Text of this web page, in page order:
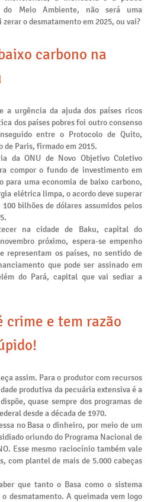
do Meio Ambiente, não será uma
o desmatamento em 2025, ou vai?
carbono na
a urgência da ajuda dos países ricos
dos países pobres foi outro consenso
entre o Protocolo de Quito,
de Paris, firmado em 2015.
da ONU de Novo Objetivo Coletivo
compor o fundo de investimento em
para uma economia de baixo carbono,
elétrica limpa, o acordo deve superar
bilhões de dólares assumidos pelos
na cidade de Baku, capital do
próximo, espera-se empenho
representam os países, no sentido de
que pode ser assinado em
do Pará, capital que vai sediar a
crime e tem razão
assim. Para o produtor com recursos
produtiva da pecuária extensiva é a
quase sempre dos programas de
desde a década de 1970.
no Basa o dinheiro, por meio de um
oriundo do Programa Nacional de
Esse mesmo raciocínio também vale
com plantel de mais de 5.000 cabeças
que tanto o Basa como o sistema
desmatamento. A queimada vem logo